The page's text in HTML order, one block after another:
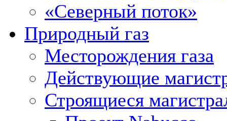
«Северный поток»
Природный газ
Месторождения газа
Действующие
Строящиеся